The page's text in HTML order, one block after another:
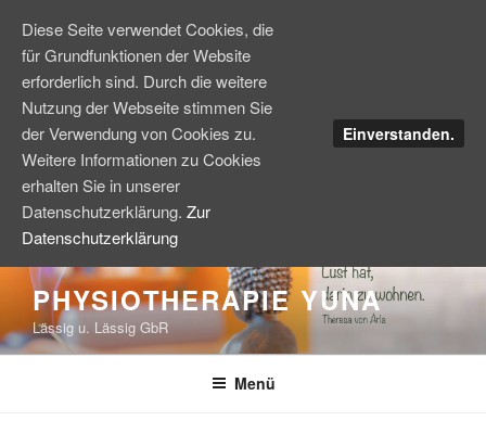
Zum
Inhalt
springen
PHYSIOTHERAPIE YUNA
Lässig u. Lässig GbR
Menü
Diese Seite verwendet Cookies, die
für Grundfunktionen der Website
erforderlich sind. Durch die weitere
Nutzung der Webseite stimmen Sie
der Verwendung von Cookies zu.
Weitere Informationen zu Cookies
erhalten Sie in unserer
Datenschutzerklärung. Zur
Datenschutzerklärung
Einverstanden.